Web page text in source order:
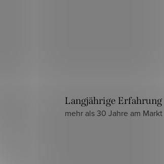
Langjährige Erfahrung
mehr als 30 Jahre am Markt